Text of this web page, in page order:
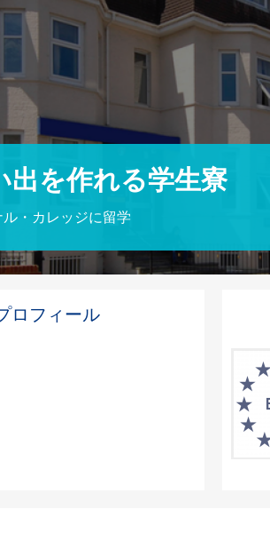
出を作れる学生寮
・カレッジに留学
ロフィール